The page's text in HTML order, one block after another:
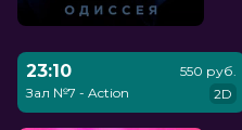
23:10
Зал №7 - Action
550 руб.
2D